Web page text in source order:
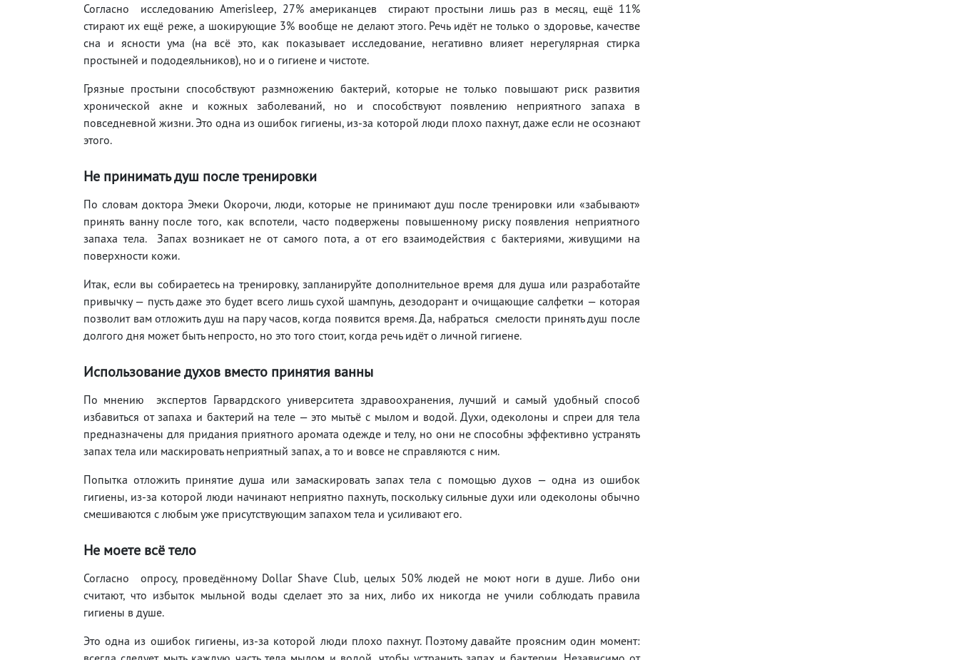
Согласно исследованию Amerisleep, 27% американцев стирают простыни лишь раз в месяц, ещё 11%
стирают их ещё реже, а шокирующие 3% вообще не делают этого. Речь идёт не только о здоровье, качестве
сна и ясности ума (на всё это, как показывает исследование, негативно влияет нерегулярная стирка
простыней и пододеяльников), но и о гигиене и чистоте.
Грязные простыни способствуют размножению бактерий, которые не только повышают риск развития
хронической акне и кожных заболеваний, но и способствуют появлению неприятного запаха в
повседневной жизни. Это одна из ошибок гигиены, из-за которой люди плохо пахнут, даже если не осознают
этого.
Не принимать душ после тренировки
По словам доктора Эмеки Окорочи, люди, которые не принимают душ после тренировки или «забывают»
принять ванну после того, как вспотели, часто подвержены повышенному риску появления неприятного
запаха тела. Запах возникает не от самого пота, а от его взаимодействия с бактериями, живущими на
поверхности кожи.
Итак, если вы собираетесь на тренировку, запланируйте дополнительное время для душа или разработайте
привычку — пусть даже это будет всего лишь сухой шампунь, дезодорант и очищающие салфетки — которая
позволит вам отложить душ на пару часов, когда появится время. Да, набраться смелости принять душ после
долгого дня может быть непросто, но это того стоит, когда речь идёт о личной гигиене.
Использование духов вместо принятия ванны
По мнению экспертов Гарвардского университета здравоохранения, лучший и самый удобный способ
избавиться от запаха и бактерий на теле — это мытьё с мылом и водой. Духи, одеколоны и спреи для тела
предназначены для придания приятного аромата одежде и телу, но они не способны эффективно устранять
запах тела или маскировать неприятный запах, а то и вовсе не справляются с ним.
Попытка отложить принятие душа или замаскировать запах тела с помощью духов — одна из ошибок
гигиены, из-за которой люди начинают неприятно пахнуть, поскольку сильные духи или одеколоны обычно
смешиваются с любым уже присутствующим запахом тела и усиливают его.
Не моете всё тело
Согласно опросу, проведённому Dollar Shave Club, целых 50% людей не моют ноги в душе. Либо они
считают, что избыток мыльной воды сделает это за них, либо их никогда не учили соблюдать правила
гигиены в душе.
Это одна из ошибок гигиены, из-за которой люди плохо пахнут. Поэтому давайте проясним один момент: